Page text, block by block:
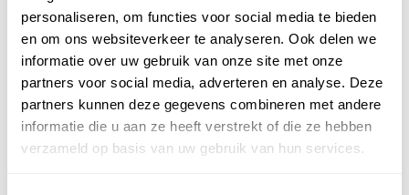
personaliseren, om functies voor social media te bieden
en om ons websiteverkeer te analyseren. Ook delen we
informatie over uw gebruik van onze site met onze
partners voor social media, adverteren en analyse. Deze
partners kunnen deze gegevens combineren met andere
informatie die u aan ze heeft verstrekt of die ze hebben
verzameld op basis van uw gebruik van hun services.
Reeuwijkse Plassen
Tussen Bodegraven en Gouda, midden in het
Groene Hart, liggen de Reeuwijkse Plassen. De
plassen zijn een vogelparadijs en er rondom ligt
een typisch...
BEKIJK